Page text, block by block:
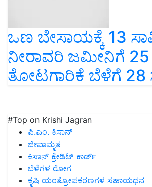
ಒಣ ಬೇಸಾಯಕ್ಕೆ 13
ನೀರಾವರಿ ಜಮೀನಿಗೆ 25
ತೋಟಗಾರಿಕೆ ಬೆಳೆಗೆ 28
#Top on Krishi Jagran
ಪಿ.ಎಂ. ಕಿಸಾನ್
ಜೀವಾಮೃತ
ಕಿಸಾನ್ ಕ್ರೇಡಿಟ್ ಕಾರ್ಡ್
ಬೆಳೆಗಳ ರೋಗ
ಕೃಷಿ ಯಂತ್ರೋಪಕರಣಗಳ ಸಹಾಯಧನ